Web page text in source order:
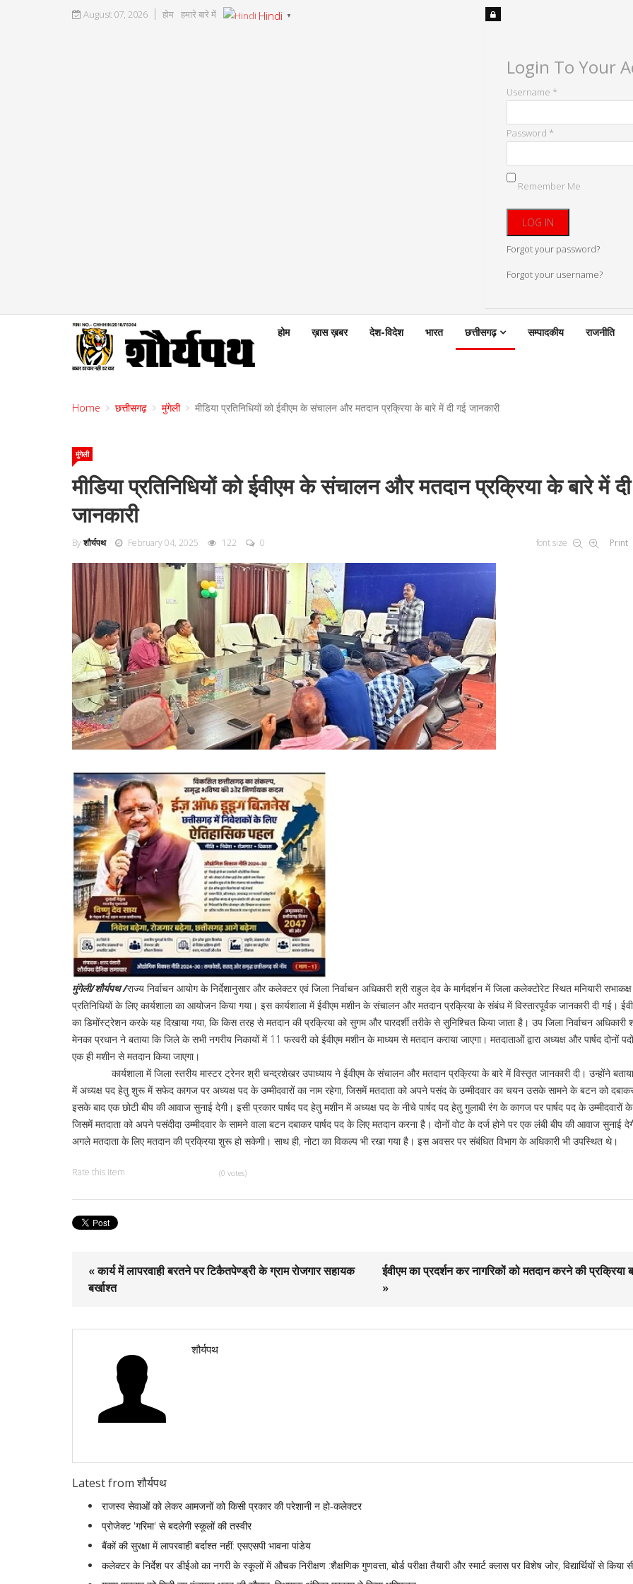
August 07, 2026 होम हमारे बारे में Hindi ▼
Login To Your
Username *
Password *
Remember Me
Forgot your password?
Forgot your username?
होम ख़ास ख़बर देश-विदेश भारत छत्तीसगढ़ सम्पादकीय राजनीति
Home छत्तीसगढ़ मुंगेली मीडिया प्रतिनिधियों को ईवीएम के संचालन और मतदान प्रक्रिया के बारे में दी गई जानकारी
मुंगेली
मीडिया प्रतिनिधियों को ईवीएम के संचालन और मतदान प्रक्रिया के बारे में
जानकारी
Byशौर्यपथ February 04, 2025 122 0 font size Print
मुंगेली/शौर्यपथ /राज्य निर्वाचन आयोग के निर्देशानुसार और कलेक्टर एवं जिला निर्वाचन अधिकारी श्री राहुल देव के मार्गदर्शन में जिला कलेक्टोरेट स्थित मनियारी सभाकक्ष
प्रतिनिधियों के लिए कार्यशाला का आयोजन किया गया। इस कार्यशाला में ईवीएम मशीन के संचालन और मतदान प्रक्रिया के संबंध में विस्तारपूर्वक जानकारी दी गई।
का डिमोंस्ट्रेशन करके यह दिखाया गया, कि किस तरह से मतदान की प्रक्रिया को सुगम और पारदर्शी तरीके से सुनिश्चित किया जाता है। उप जिला निर्वाचन अधिकारी
मेनका प्रधान ने बताया कि जिले के सभी नगरीय निकायों में 11 फरवरी को ईवीएम मशीन के माध्यम से मतदान कराया जाएगा। मतदाताओं द्वारा अध्यक्ष और पार्षद दोनों
एक ही मशीन से मतदान किया जाएगा।
कार्यशाला में जिला स्तरीय मास्टर ट्रेनर श्री चन्द्रशेखर उपाध्याय ने ईवीएम के संचालन और मतदान प्रक्रिया के बारे में विस्तृत जानकारी दी। उन्होंने
में अध्यक्ष पद हेतु शुरू में सफेद कागज पर अध्यक्ष पद के उम्मीदवारों का नाम रहेगा, जिसमें मतदाता को अपने पसंद के उम्मीदवार का चयन उसके सामने के बटन को
इसके बाद एक छोटी बीप की आवाज सुनाई देगी। इसी प्रकार पार्षद पद हेतु मशीन में अध्यक्ष पद के नीचे पार्षद पद हेतु गुलाबी रंग के कागज पर पार्षद पद के उम्मीदवारों के
जिसमें मतदाता को अपने पसंदीदा उम्मीदवार के सामने वाला बटन दबाकर पार्षद पद के लिए मतदान करना है। दोनों वोट के दर्ज होने पर एक लंबी बीप की आवाज सुनाई
अगले मतदाता के लिए मतदान की प्रक्रिया शुरू हो सकेगी। साथ ही, नोटा का विकल्प भी रखा गया है। इस अवसर पर संबंधित विभाग के अधिकारी भी उपस्थित थे।
Rate this item (0 votes)
« कार्य में लापरवाही बरतने पर टिकैतपेण्ड्री के ग्राम रोजगार सहायक
बर्खाश्त
ईवीएम का प्रदर्शन कर नागरिकों को मतदान करने की प्रक्रिया
»
शौर्यपथ
Latest from शौर्यपथ
राजस्व सेवाओं को लेकर आमजनों को किसी प्रकार की परेशानी न हो-कलेक्टर
प्रोजेक्ट 'गरिमा' से बदलेगी स्कूलों की तस्वीर
बैंकों की सुरक्षा में लापरवाही बर्दाश्त नहीं: एसएसपी भावना पांडेय
कलेक्टर के निर्देश पर डीईओ का नगरी के स्कूलों में औचक निरीक्षण :शैक्षणिक गुणवत्ता, बोर्ड परीक्षा तैयारी और स्मार्ट क्लास पर विशेष जोर, विद्यार्थियों से किया